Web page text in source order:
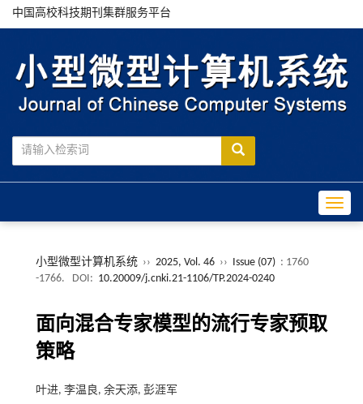
中国高校科技期刊集群服务平台
小型微型计算机系统 ›› 2025, Vol. 46 ›› Issue (07) : 1760
-1766.
DOI: 10.20009/j.cnki.21-1106/TP.2024-0240
面向混合专家模型的流行专家预取
策略
叶进, 李温良, 余天添, 彭涯军